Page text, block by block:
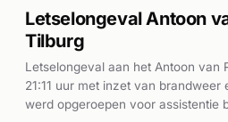
hulpdiensten waren snel ter
medische assistentie aan het
kort van duur, maar veroorzaakte
hulpdiensten in de stad.
Letselongeval Antoon
Tilburg
Letselongeval aan het Antoon van
21:11 uur met inzet van
werd opgeroepen voor assistentie